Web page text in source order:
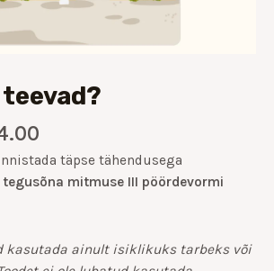
täpse tähendusega
tegusõna mitmuse III pöördevormi
kasutada ainult isiklikuks tarbeks või